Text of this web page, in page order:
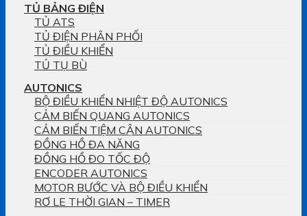
TỦ BẢNG ĐIỆN
TỦ ATS
TỦ ĐIỆN PHÂN PHỐI
TỦ ĐIỀU KHIỂN
TỦ TỤ BÙ
AUTONICS
BỘ ĐIỀU KHIỂN NHIỆT ĐỘ AUTONICS
CẢM BIẾN QUANG AUTONICS
CẢM BIẾN TIỆM CẬN AUTONICS
ĐỒNG HỒ ĐA NĂNG
ĐỒNG HỒ ĐO TỐC ĐỘ
ENCODER AUTONICS
MOTOR BƯỚC VÀ BỘ ĐIỀU KHIỂN
RƠ LE THỜI GIAN – TIMER